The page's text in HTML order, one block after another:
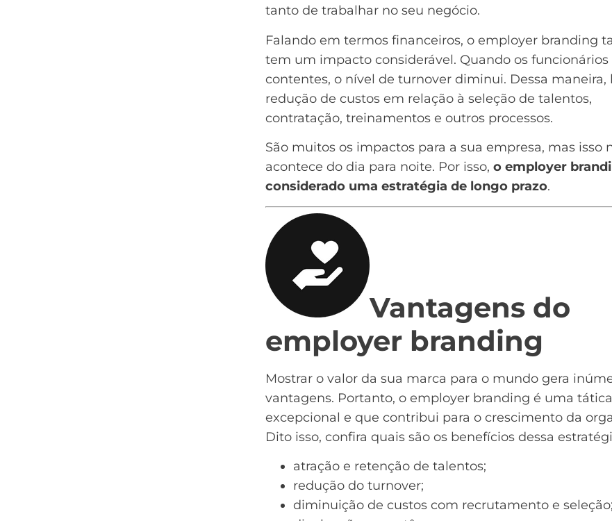
tanto de trabalhar no seu negócio.
Falando em termos financeiros, o employer branding
tem um impacto considerável. Quando os funcionários
contentes, o nível de turnover diminui. Dessa maneira,
redução de custos em relação à seleção de talentos,
contratação, treinamentos e outros processos.
São muitos os impactos para a sua empresa, mas isso
acontece do dia para noite. Por isso, o employer
considerado uma estratégia de longo prazo.
Vantagens do
employer branding
Mostrar o valor da sua marca para o mundo gera
vantagens. Portanto, o employer branding é uma tática
excepcional e que contribui para o crescimento da
Dito isso, confira quais são os benefícios dessa
atração e retenção de talentos;
redução do turnover;
diminuição de custos com recrutamento e seleção;